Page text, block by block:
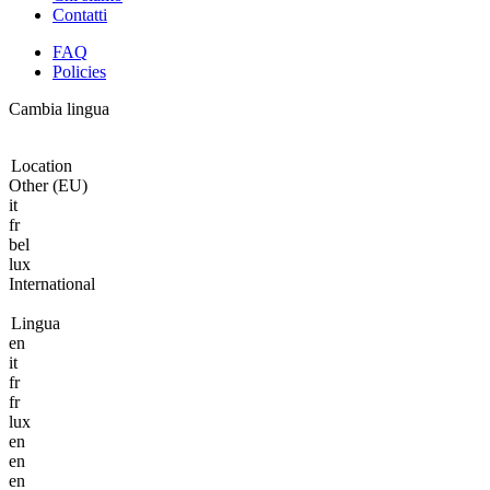
Contatti
FAQ
Policies
Cambia lingua
Location
Other (EU)
it
fr
bel
lux
International
Lingua
en
it
fr
fr
lux
en
en
en